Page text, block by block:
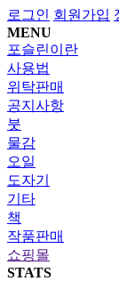
로그인 회원가입
MENU
포슬린이란
사용법
위탁판매
공지사항
붓
물감
오일
도자기
기타
책
작품판매
쇼핑몰
STATS